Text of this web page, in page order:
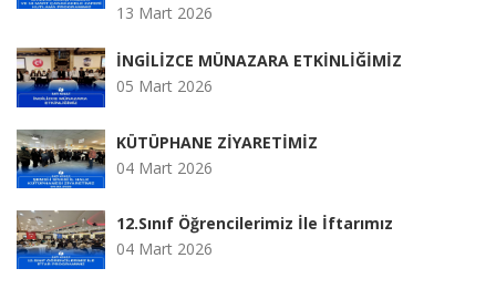
13 Mart 2026
İNGİLİZCE MÜNAZARA ETKİNLİĞİMİZ
05 Mart 2026
KÜTÜPHANE ZİYARETİMİZ
04 Mart 2026
12.Sınıf Öğrencilerimiz İle İftarımız
04 Mart 2026